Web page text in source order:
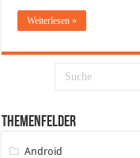
Weiterlesen »
Themenfelder
Android